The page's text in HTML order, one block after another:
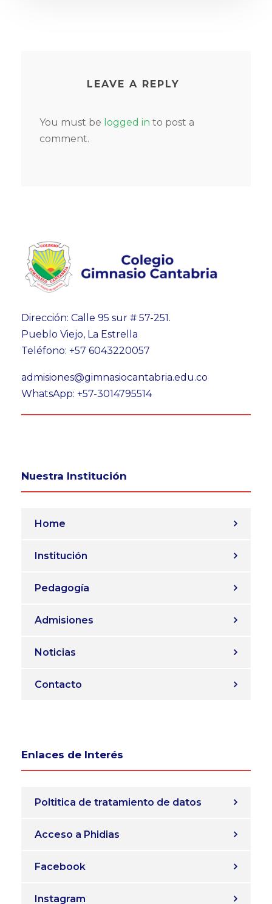
LEAVE A REPLY
You must be logged in to post a
comment.
Dirección: Calle 95 sur # 57-251.
Pueblo Viejo, La Estrella
Teléfono: +57 6043220057
admisiones@gimnasiocantabria.edu.co
WhatsApp: +57-3014795514
Nuestra Institución
Home
Institución
Pedagogía
Admisiones
Noticias
Contacto
Enlaces de Interés
Poltitica de tratamiento de datos
Acceso a Phidias
Facebook
Instagram